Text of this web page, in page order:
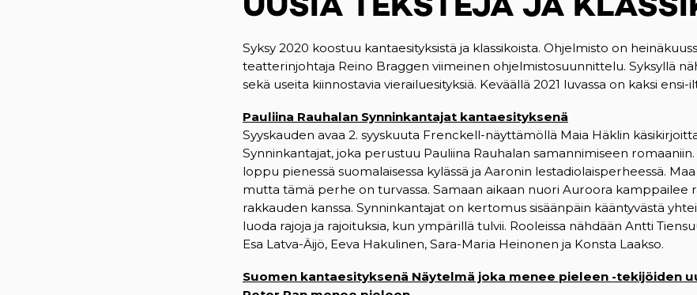
Syksy 2020 koostuu kantaesityksistä ja klassikoista. Ohjelmisto on
teatterinjohtaja Reino Braggen viimeinen ohjelmistosuunnittelu. Syksyllä
sekä useita kiinnostavia vierailuesityksiä. Keväällä 2021 luvassa on kaksi ensi-
Pauliina Rauhalan Synninkantajat kantaesityksenä
Syyskauden avaa 2. syyskuuta Frenckell-näyttämöllä Maia Häklin
Synninkantajat, joka perustuu Pauliina Rauhalan samannimiseen
loppu pienessä suomalaisessa kylässä ja Aaronin lestadiolaisperheessä.
mutta tämä perhe on turvassa. Samaan aikaan nuori Auroora kamppailee
rakkauden kanssa. Synninkantajat on kertomus sisäänpäin kääntyvästä
luoda rajoja ja rajoituksia, kun ympärillä tulvii. Rooleissa nähdään Antti
Esa Latva-Äijö, Eeva Hakulinen, Sara-Maria Heinonen ja Konsta Laakso.
Suomen kantaesityksenä Näytelmä joka menee pieleen -tekijöiden